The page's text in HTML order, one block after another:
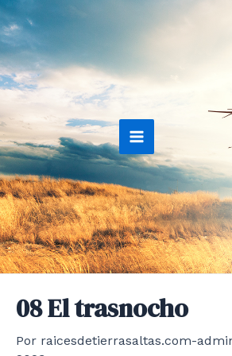
Ir
al
contenido
Main
Menu
08 El trasnocho
Por raicesdetierrasaltas.com-